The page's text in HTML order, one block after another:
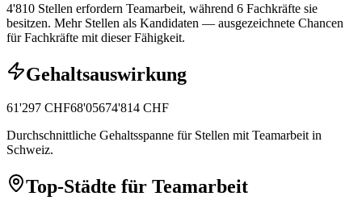
4'810 Stellen erfordern Teamarbeit, während 6 Fachkräfte sie
besitzen. Mehr Stellen als Kandidaten — ausgezeichnete Chancen
für Fachkräfte mit dieser Fähigkeit.
Gehaltsauswirkung
61'297 CHF68'05674'814 CHF
Durchschnittliche Gehaltsspanne für Stellen mit Teamarbeit in
Schweiz.
Top-Städte für Teamarbeit